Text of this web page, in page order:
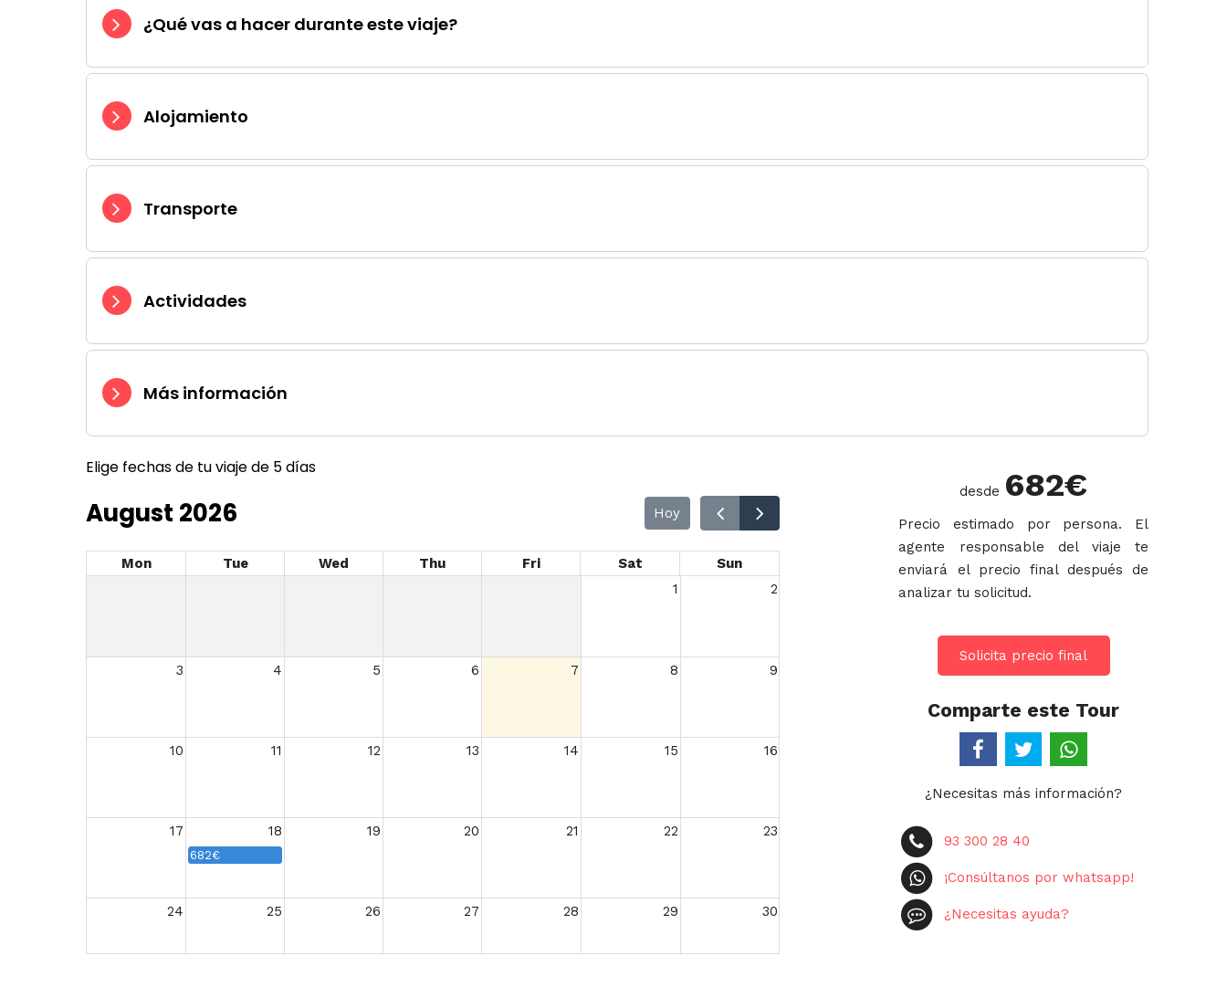
¿Qué vas a hacer durante este viaje?
Alojamiento
Transporte
Actividades
Más información
Elige fechas de tu viaje de 5 días
August 2026 Hoy
Mon Tue Wed Thu Fri Sat
Sun
1
2
3 4 5 6 7 8 9
10 11 12 13 14 15 16
17 18 19 20 21 22 23
682€
24 25 26 27 28 29 30
desde 682€
Precio estimado por persona. El
agente responsable del viaje te
enviará el precio final después de
analizar tu solicitud.
Solicita precio final
Comparte este Tour
¿Necesitas más información?
93 300 28 40
¡Consúltanos por whatsapp!
¿Necesitas ayuda?